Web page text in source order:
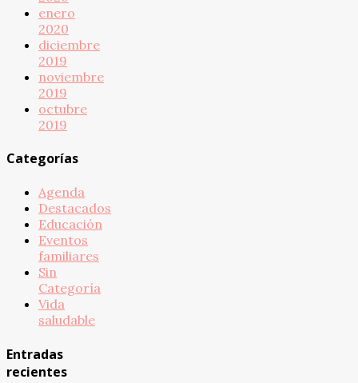
enero
2020
diciembre
2019
noviembre
2019
octubre
2019
Categorías
Agenda
Destacados
Educación
Eventos
familiares
Sin
Categoría
Vida
saludable
Entradas
recientes